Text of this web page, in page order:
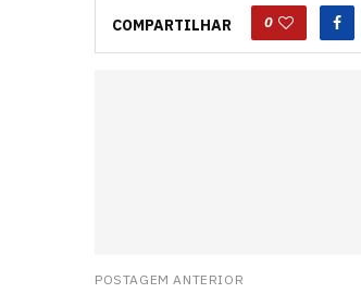
COMPARTILHAR 0
POSTAGEM ANTERIOR